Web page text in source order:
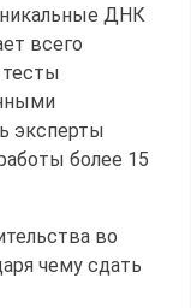
ДНК
всего
тесты
эксперты
более 15
во
чему сдать